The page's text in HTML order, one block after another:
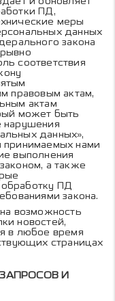
ПД,
меры
данных
закона
соответствия
правовым актам,
актам
может быть
нарушения
данных»,
принимаемых нами
выполнения
а также
ПД
закона.
возможность
новостей,
в любое время
страницах
И